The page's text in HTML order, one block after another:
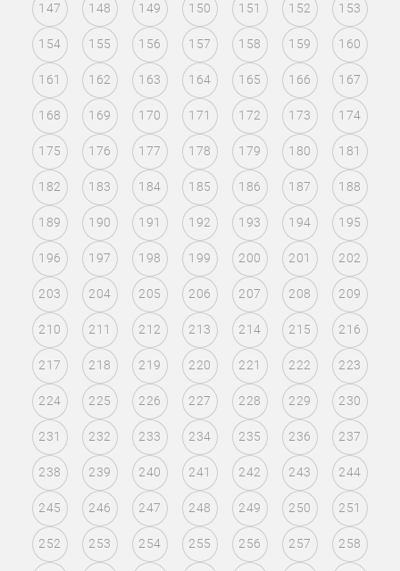
147 148 149 150 151 152 153
154 155 156 157 158 159 160
161 162 163 164 165 166 167
168 169 170 171 172 173 174
175 176 177 178 179 180 181
182 183 184 185 186 187 188
189 190 191 192 193 194 195
196 197 198 199 200 201 202
203 204 205 206 207 208 209
210 211 212 213 214 215 216
217 218 219 220 221 222 223
224 225 226 227 228 229 230
231 232 233 234 235 236 237
238 239 240 241 242 243 244
245 246 247 248 249 250 251
252 253 254 255 256 257 258